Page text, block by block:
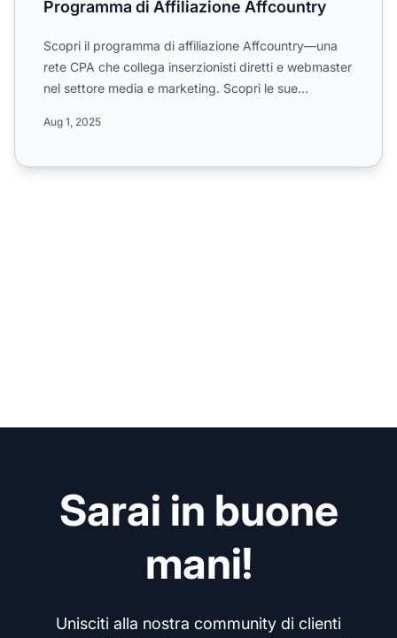
Programma di Affiliazione Affcountry
Scopri il programma di affiliazione Affcountry—una
rete CPA che collega inserzionisti diretti e webmaster
nel settore media e marketing. Scopri le sue
Aug 1, 2025
Sarai in buone
mani!
Unisciti alla nostra community di clienti